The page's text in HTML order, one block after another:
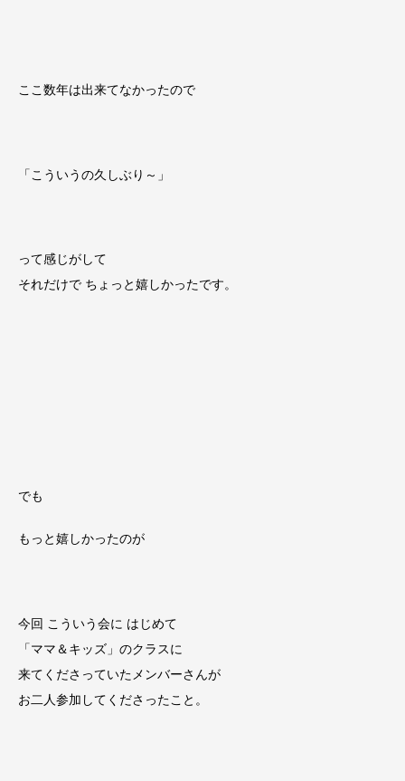
ここ数年は出来てなかったので
「こういうの久しぶり～」
って感じがして
それだけで ちょっと嬉しかったです。
でも
もっと嬉しかったのが
今回 こういう会に はじめて
「ママ＆キッズ」のクラスに
来てくださっていたメンバーさんが
お二人参加してくださったこと。